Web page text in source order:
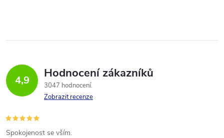
4,9 Hodnocení zákazníků
3047 hodnocení
Zobrazit recenze
Spokojenost se vším.